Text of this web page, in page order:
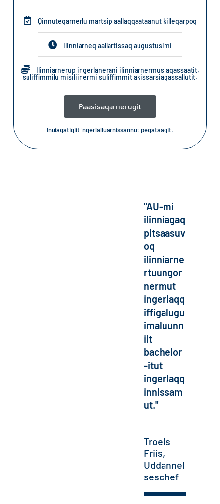
Qinnuteqarnerlu martsip aallaqqaataanut killeqarpoq
Ilinniarneq aallartissaq augustusimi
Ilinniarnerup ingerlanerani ilinniarnermusiaqassaatit,
suliffimmilu misiliinermi suliffimmit akissarsiaqassallutit.
Paasisaqarnerugit
Inuiaqatigiit ingerlalluarnissannut peqataagit.
"AU-mi
ilinniagaq
pitsaasuv
oq
ilinniarne
rtuungor
nermut
ingerlaqq
iffigalugu
imaluunn
iit
bachelor
-itut
ingerlaqq
innissam
ut."
Troels
Friis,
Uddannel
seschef